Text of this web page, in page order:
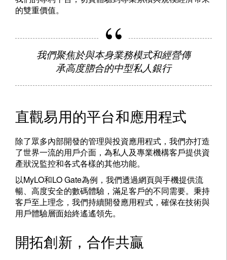
的雙重價值。
我們聚焦於與本身業務模式和經營傳
承高度脗合的中型私人銀行
直觀易用的平台和應用程式
除了眾多內部開發的管理與投資應用程式，我們亦打造
了世界一流的用戶介面，為私人及專業機構客戶提供資
產狀況監控和各式各樣的其他功能。
以MyLO和LO Gate為例，我們透過網頁與手機提供流
暢、高度安全的數碼體驗，滿足客戶的不同需要。秉持
客戶至上理念，我們持續開發應用程式，確保在技術與
用戶體驗層面始終遙遙領先。
開拓創新，合作共贏